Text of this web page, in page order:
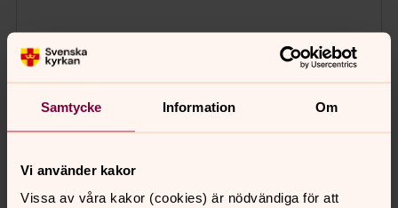
Samtycke Information Om
Vi använder kakor
Vissa av våra kakor (cookies) är nödvändiga för att